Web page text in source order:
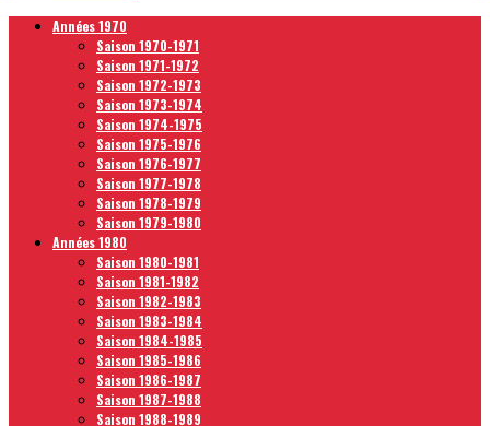
Années 1970
Saison 1970-1971
Saison 1971-1972
Saison 1972-1973
Saison 1973-1974
Saison 1974-1975
Saison 1975-1976
Saison 1976-1977
Saison 1977-1978
Saison 1978-1979
Saison 1979-1980
Années 1980
Saison 1980-1981
Saison 1981-1982
Saison 1982-1983
Saison 1983-1984
Saison 1984-1985
Saison 1985-1986
Saison 1986-1987
Saison 1987-1988
Saison 1988-1989